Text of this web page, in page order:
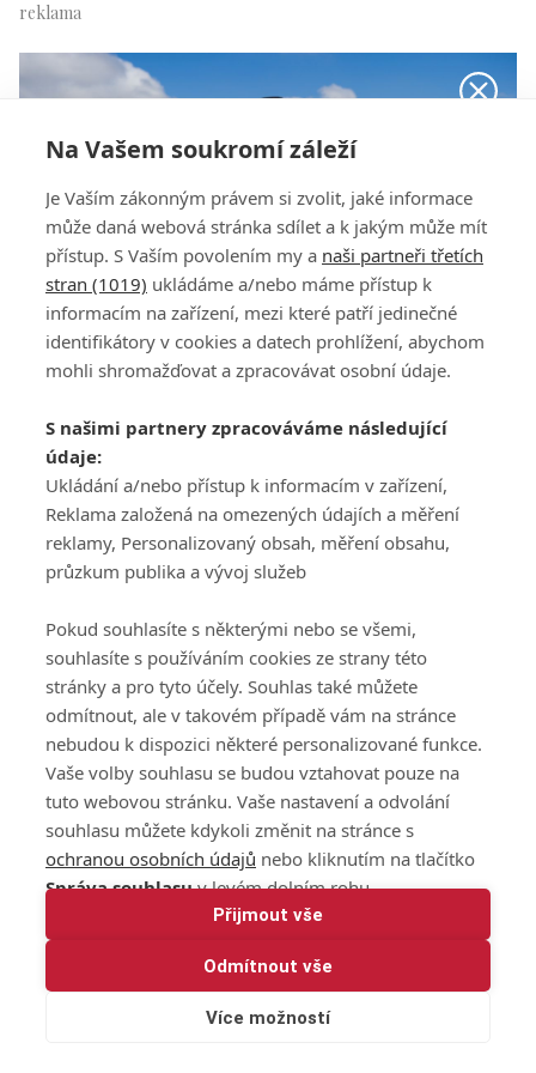
Na Vašem soukromí záleží
Je Vaším zákonným právem si zvolit, jaké informace
může daná webová stránka sdílet a k jakým může mít
přístup. S Vaším povolením my a naši partneři třetích
stran (1019) ukládáme a/nebo máme přístup k
informacím na zařízení, mezi které patří jedinečné
identifikátory v cookies a datech prohlížení, abychom
mohli shromažďovat a zpracovávat osobní údaje.
S našimi partnery zpracováváme následující
údaje:
Ukládání a/nebo přístup k informacím v zařízení,
Reklama založená na omezených údajích a měření
reklamy, Personalizovaný obsah, měření obsahu,
průzkum publika a vývoj služeb
Pokud souhlasíte s některými nebo se všemi,
souhlasíte s používáním cookies ze strany této
stránky a pro tyto účely. Souhlas také můžete
odmítnout, ale v takovém případě vám na stránce
nebudou k dispozici některé personalizované funkce.
Vaše volby souhlasu se budou vztahovat pouze na
tuto webovou stránku. Vaše nastavení a odvolání
souhlasu můžete kdykoli změnit na stránce s
ochranou osobních údajů nebo kliknutím na tlačítko
Správa souhlasuv levém dolním rohu.
Přijmout vše
Odmítnout vše
Více možností